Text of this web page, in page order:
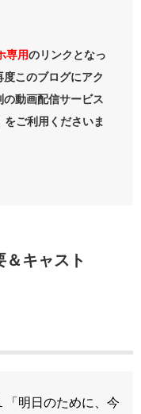
専用のリンクとなっ
このブログにアク
動画配信サービス
をご利用くださいま
キャスト
明日のために、今